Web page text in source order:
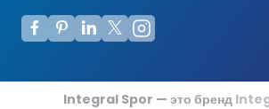
Футзальные Корты
Крикетные Поля
Integral Spor — это бренд